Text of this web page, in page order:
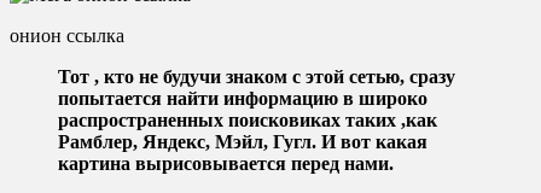
онион ссылка
Тот , кто не будучи знаком с этой сетью, сразу
попытается найти информацию в широко
распространенных поисковиках таких ,как
Рамблер, Яндекс, Мэйл, Гугл. И вот какая
картина вырисовывается перед нами.